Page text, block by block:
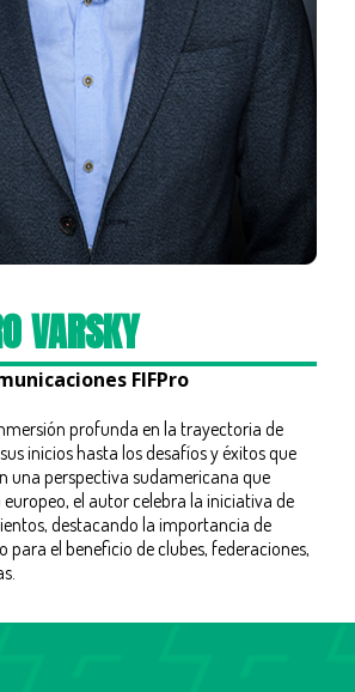
VARSKY
FIFPro
profunda en la trayectoria de
sus inicios hasta los desafíos y éxitos que
una perspectiva sudamericana que
el autor celebra la iniciativa de
destacando la importancia de
el beneficio de clubes, federaciones,